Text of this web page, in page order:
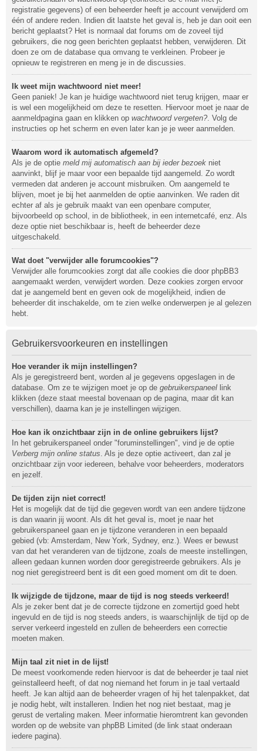
registratie gegevens) of een beheerder heeft je account verwijderd om
één of andere reden. Indien dit laatste het geval is, heb je dan ooit een
bericht geplaatst? Het is normaal dat forums om de zoveel tijd
gebruikers, die nog geen berichten geplaatst hebben, verwijderen. Dit
doen ze om de database qua omvang te verkleinen. Probeer je
opnieuw te registreren en meng je in de discussies.
Ik weet mijn wachtwoord niet meer!
Geen paniek! Je kan je huidige wachtwoord niet terug krijgen, maar er
is wel een mogelijkheid om deze te resetten. Hiervoor moet je naar de
aanmeldpagina gaan en klikken op wachtwoord vergeten?. Volg de
instructies op het scherm en even later kan je je weer aanmelden.
Waarom word ik automatisch afgemeld?
Als je de optie meld mij automatisch aan bij ieder bezoek niet
aanvinkt, blijf je maar voor een bepaalde tijd aangemeld. Zo wordt
vermeden dat anderen je account misbruiken. Om aangemeld te
blijven, moet je bij het aanmelden de optie aanvinken. We raden dit
echter af als je gebruik maakt van een openbare computer,
bijvoorbeeld op school, in de bibliotheek, in een internetcafé, enz. Als
deze optie niet beschikbaar is, heeft de beheerder deze
uitgeschakeld.
Wat doet "verwijder alle forumcookies"?
Verwijder alle forumcookies zorgt dat alle cookies die door phpBB3
aangemaakt werden, verwijdert worden. Deze cookies zorgen ervoor
dat je aangemeld bent en geven ook de mogelijkheid, indien de
beheerder dit inschakelde, om te zien welke onderwerpen je al gelezen
hebt.
Gebruikersvoorkeuren en instellingen
Hoe verander ik mijn instellingen?
Als je geregistreerd bent, worden al je gegevens opgeslagen in de
database. Om ze te wijzigen moet je op de gebruikerspaneel link
klikken (deze staat meestal bovenaan op de pagina, maar dit kan
verschillen), daarna kan je je instellingen wijzigen.
Hoe kan ik onzichtbaar zijn in de online gebruikers lijst?
In het gebruikerspaneel onder "foruminstellingen", vind je de optie
Verberg mijn online status. Als je deze optie activeert, dan zal je
onzichtbaar zijn voor iedereen, behalve voor beheerders, moderators
en jezelf.
De tijden zijn niet correct!
Het is mogelijk dat de tijd die gegeven wordt van een andere tijdzone
is dan waarin jij woont. Als dit het geval is, moet je naar het
gebruikerspaneel gaan en je tijdzone veranderen in een bepaald
gebied (vb: Amsterdam, New York, Sydney, enz.). Wees er bewust
van dat het veranderen van de tijdzone, zoals de meeste instellingen,
alleen gedaan kunnen worden door geregistreerde gebruikers. Als je
nog niet geregistreerd bent is dit een goed moment om dit te doen.
Ik wijzigde de tijdzone, maar de tijd is nog steeds verkeerd!
Als je zeker bent dat je de correcte tijdzone en zomertijd goed hebt
ingevuld en de tijd is nog steeds anders, is waarschijnlijk de tijd op de
server verkeerd ingesteld en zullen de beheerders een correctie
moeten maken.
Mijn taal zit niet in de lijst!
De meest voorkomende reden hiervoor is dat de beheerder je taal niet
geïnstalleerd heeft, of dat nog niemand het forum in je taal vertaald
heeft. Je kan altijd aan de beheerder vragen of hij het talenpakket, dat
je nodig hebt, wilt installeren. Indien het nog niet bestaat, mag je
gerust de vertaling maken. Meer informatie hieromtrent kan gevonden
worden op de website van phpBB Limited (de link staat onderaan
iedere pagina).